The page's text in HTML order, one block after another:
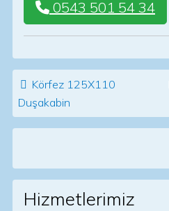
0543 501 54 34
Post navigation
Körfez 125X110
Duşakabin
Hizmetlerimiz